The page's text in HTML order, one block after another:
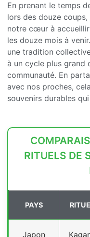
En prenant le temps
lors des douze
notre cœur à
les douze mois à
une tradition
à un cycle plus grand
communauté. En
avec nos proches,
souvenirs durables
RITUELS DE
PAYS
Japon